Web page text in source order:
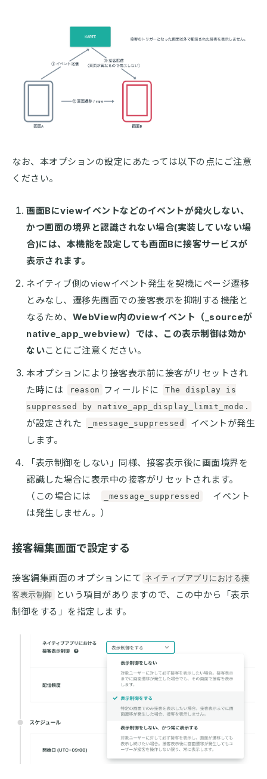
なお、本オプションの設定にあたっては以下の点にご注意
ください。
画面Bにviewイベントなどのイベントが発火しない、
かつ画面の境界と認識されない場合(実装していない場
合)には、本機能を設定しても画面Bに接客サービスが
表示されます。
ネイティブ側のviewイベント発生を契機にページ遷移
とみなし、遷移先画面での接客表示を抑制する機能と
なるため、 WebView内のviewイベント（_sourceが
native_app_webview）では、この表示制御は効か
ないことにご注意ください。
本オプションにより接客表示前に接客がリセットされ
た時には
reason フィールドに
The display is
suppressed by native_app_display_limit_mode.
が設定された _message_suppressed
イベントが発生
します。
「表示制御をしない」同様、接客表示後に画面境界を
認識した場合に表示中の接客がリセットされます。
（この場合には
_message_suppressed
イベント
は発生しません。）
接客編集画面で設定する
接客編集画面のオプションにて ネイティブアプリにおける接
客表示制御
という項目がありますので、この中から「表示
制御をする」を指定します。